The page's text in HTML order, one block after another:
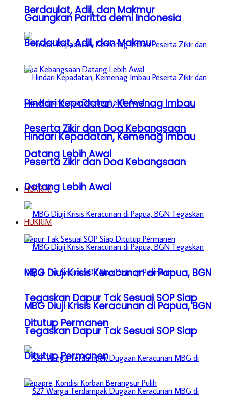
Berdaulat, Adil, dan Makmur
Hindari Kepadatan, Kemenag Imbau
Peserta Zikir dan Doa Kebangsaan
Datang Lebih Awal
HUKRIM
MBG Diuji Krisis Keracunan di Papua, BGN
Tegaskan Dapur Tak Sesuai SOP Siap
Ditutup Permanen
Gaungkan Paritta demi Indonesia
Berdaulat, Adil, dan Makmur
Hindari Kepadatan, Kemenag Imbau
Peserta Zikir dan Doa Kebangsaan
Datang Lebih Awal
HUKRIM
MBG Diuji Krisis Keracunan di Papua, BGN
Tegaskan Dapur Tak Sesuai SOP Siap
Ditutup Permanen